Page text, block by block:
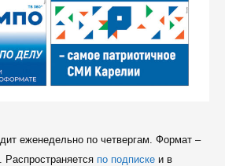
еженедельно по четвергам. Формат –
по подпискеи в